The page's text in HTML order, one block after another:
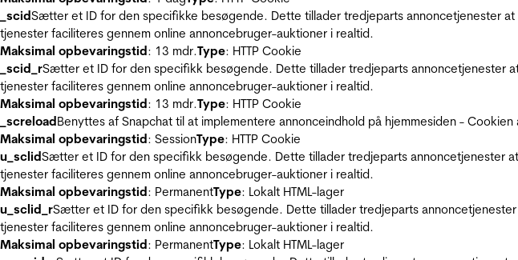
_scidSætter et ID for den specifikke besøgende. Dette tillader tredjeparts annoncetjenester
tjenester faciliteres gennem online annoncebruger-auktioner i realtid.
Maksimal opbevaringstid: 13 mdr.Type: HTTP Cookie
_scid_rSætter et ID for den specifikk besøgende. Dette tillader tredjeparts annoncetjenester
tjenester faciliteres gennem online annoncebruger-auktioner i realtid.
Maksimal opbevaringstid: 13 mdr.Type: HTTP Cookie
_screloadBenyttes af Snapchat til at implementere annonceindhold på hjemmesiden -
Maksimal opbevaringstid: SessionType: HTTP Cookie
u_sclidSætter et ID for den specifikk besøgende. Dette tillader tredjeparts annoncetjenester
tjenester faciliteres gennem online annoncebruger-auktioner i realtid.
Maksimal opbevaringstid: PermanentType: Lokalt HTML-lager
u_sclid_rSætter et ID for den specifikk besøgende. Dette tillader tredjeparts
tjenester faciliteres gennem online annoncebruger-auktioner i realtid.
Maksimal opbevaringstid: PermanentType: Lokalt HTML-lager